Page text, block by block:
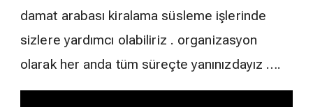
damat arabası kiralama süsleme işlerinde
sizlere yardımcı olabiliriz . organizasyon
olarak her anda tüm süreçte yanınızdayız ….